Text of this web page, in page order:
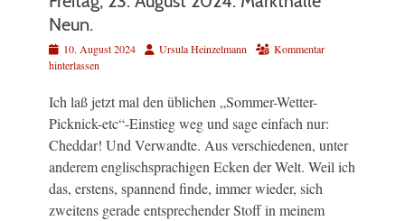
Neun.
Veröffentlicht
am
10. August 2024 AutorUrsula Heinzelmann
Kommentar
hinterlassen
Ich laß jetzt mal den üblichen „Sommer-Wetter-
Picknick-etc“-Einstieg weg und sage einfach nur:
Cheddar! Und Verwandte. Aus verschiedenen, unter
anderem englischsprachigen Ecken der Welt. Weil ich
das, erstens, spannend finde, immer wieder, sich
zweitens gerade entsprechender Stoff in meinem